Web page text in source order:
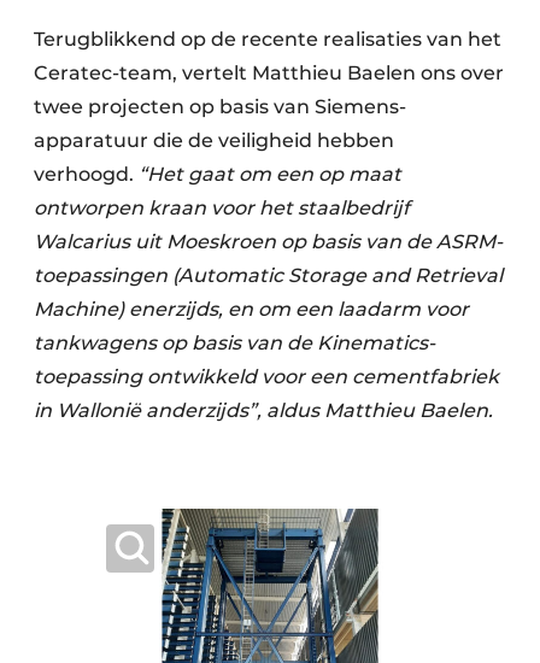
Terugblikkend op de recente realisaties van het
Ceratec-team, vertelt Matthieu Baelen ons over
twee projecten op basis van Siemens-
apparatuur die de veiligheid hebben
verhoogd. “Het gaat om een op maat
ontworpen kraan voor het staalbedrijf
Walcarius uit Moeskroen op basis van de ASRM-
toepassingen (Automatic Storage and Retrieval
Machine) enerzijds, en om een laadarm voor
tankwagens op basis van de Kinematics-
toepassing ontwikkeld voor een cementfabriek
in Wallonië anderzijds”, aldus Matthieu Baelen.